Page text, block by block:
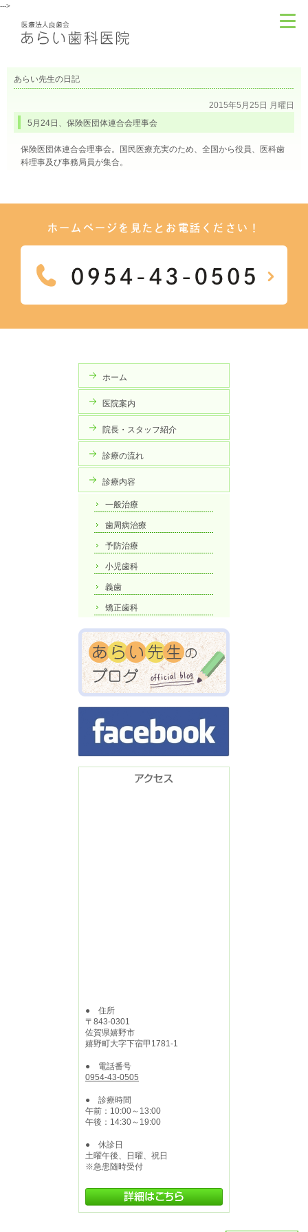
--->
あらい先生の日記
2015年5月25日 月曜日
5月24日、保険医団体連合会理事会
保険医団体連合会理事会。国民医療充実のため、全国から役員、医科歯
科理事及び事務局員が集合。
ホームページを見たとお電話ください！
ホーム
医院案内
院長・スタッフ紹介
診療の流れ
診療内容
一般治療
歯周病治療
予防治療
小児歯科
義歯
矯正歯科
● 住所
〒843-0301
佐賀県嬉野市
嬉野町大字下宿甲1781-1
● 電話番号
0954-43-0505
● 診療時間
午前：10:00～13:00
午後：14:30～19:00
● 休診日
土曜午後、日曜、祝日
※急患随時受付